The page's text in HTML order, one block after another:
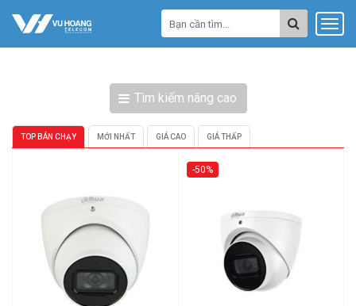
Tìm kiếm nâng cao
TOP BÁN CHẠY MỚI NHẤT GIÁ CAO GIÁ THẤP
-50%